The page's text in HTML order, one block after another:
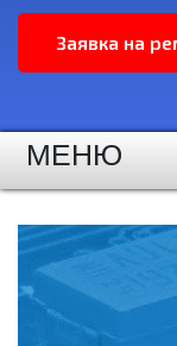
МЕНЮ